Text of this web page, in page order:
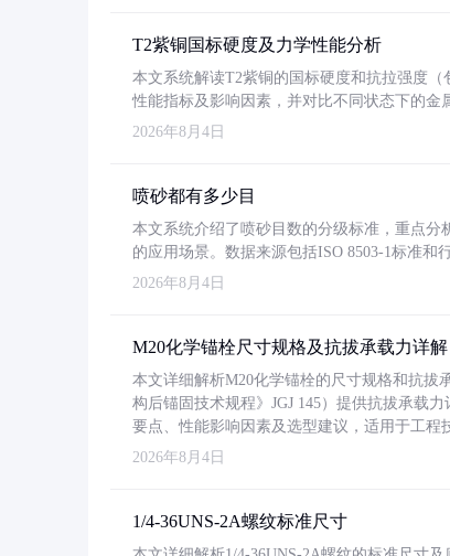
T2紫铜国标硬度及力学性能分析
本文系统解读T2紫铜的国标硬度和抗拉强度（
性能指标及影响因素，并对比不同状态下的金
2026年8月4日
喷砂都有多少目
本文系统介绍了喷砂目数的分级标准，重点分
的应用场景。数据来源包括ISO 8503-1标准和
2026年8月4日
M20化学锚栓尺寸规格及抗拔承载力详解
本文详细解析M20化学锚栓的尺寸规格和抗拔
构后锚固技术规程》JGJ 145）提供抗拔承载
要点、性能影响因素及选型建议，适用于工程
2026年8月4日
1/4-36UNS-2A螺纹标准尺寸